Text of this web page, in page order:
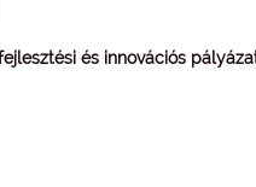
és innovációs